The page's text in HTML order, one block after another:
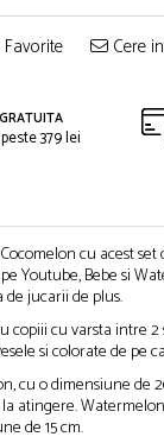
Cere
379 lei
cu acest
Youtube, Bebe si
jucarii de plus.
copiii cu varsta intre 2
si colorate de pe
cu o dimensiune de
atingere.
de 15 cm.